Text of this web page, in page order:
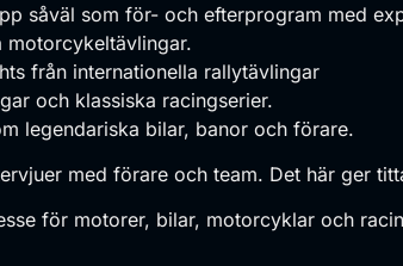
såväl som för- och efterprogram med
motorcykeltävlingar.
från internationella rallytävlingar
och klassiska racingserier.
legendariska bilar, banor och förare.
med förare och team. Det här ger
för motorer, bilar, motorcyklar och